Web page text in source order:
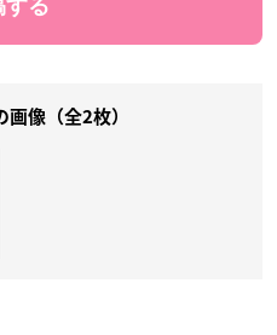
画像（全2枚）